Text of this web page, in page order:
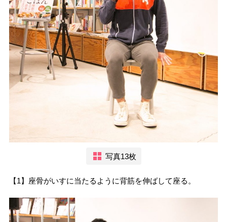
写真13枚
【1】座骨がいすに当たるように背筋を伸ばして座る。